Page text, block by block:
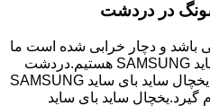
در دردشت
باشد و دچار خرابی شده است ما
نمایندگی مجاز تعمیر ساید بای ساید SAMSUNG هستیم.دردشت
همیشه در کنارتان است تا تعمیر یخچال ساید بای ساید SAMSUNG
ساید بای ساید